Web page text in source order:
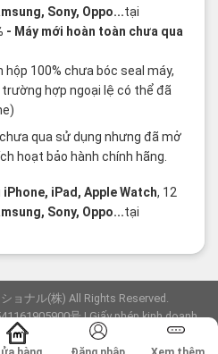
Sony, Oppo...tại
- Máy mới hoàn toàn chưa qua
hộp 100% chưa bóc seal máy,
hợp ngoại lệ có thể đã
qua sử dụng nhưng đã mở
hoạt bảo hành chính hãng.
iPhone, iPad, Apple Watch, 12
Sony, Oppo...tại
ョナル(株) All Rights Reserved.
号 | Giấy phép kinh doanh
F-23-03154